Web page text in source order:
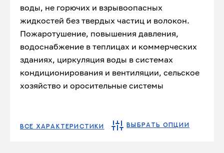
воды, не горючих и взрывоопасных
жидкостей без твердых частиц и волокон.
Пожаротушение, повышения давления,
водоснабжение в теплицах и коммерческих
зданиях, циркуляция воды в системах
кондиционирования и вентиляции, сельское
хозяйство и оросительные системы
ВСЕ ХАРАКТЕРИСТИКИ ВЫБРАТЬ ОПЦИИ